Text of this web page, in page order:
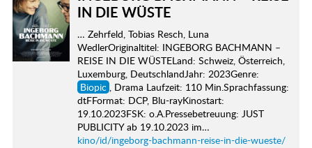
IN DIE WÜSTE
… Zehrfeld, Tobias Resch, Luna
WedlerOriginaltitel: INGEBORG BACHMANN –
REISE IN DIE WÜSTELand: Schweiz, Österreich,
Luxemburg, DeutschlandJahr: 2023Genre:
Biopic , Drama Laufzeit: 110 Min.Sprachfassung:
dtFFormat: DCP, Blu-rayKinostart:
19.10.2023FSK: o.A.Pressebetreuung: JUST
PUBLICITY ab 19.10.2023 im…
kino/id/ingeborg-bachmann-reise-in-die-wueste/